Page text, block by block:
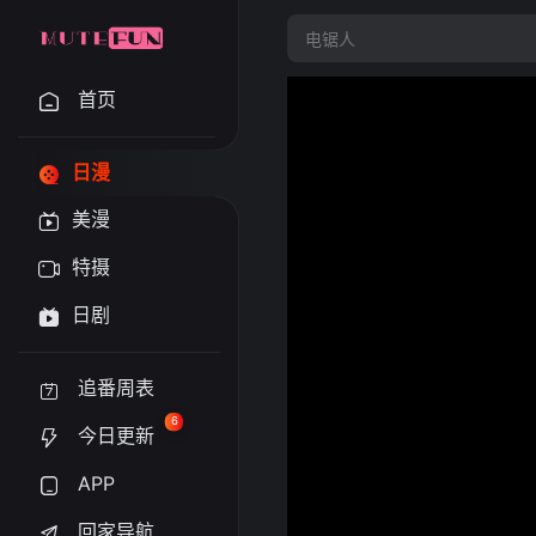
首页
日漫
美漫
特摄
日剧
追番周表
今日更新
6
APP
回家导航